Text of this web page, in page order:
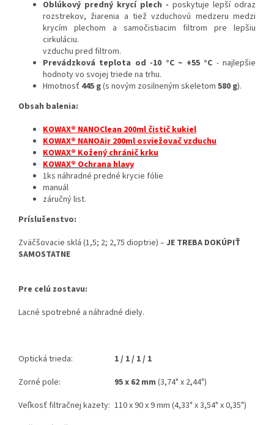
Oblúkový predný krycí plech - poskytuje lepší odraz
rozstrekov, žiarenia a tiež vzduchovú medzeru medzi
krycím plechom a samočistiacim filtrom pre lepšiu
cirkuláciu.
vzduchu pred filtrom.
Prevádzková teplota od -10 °C ~ +55 °C - najlepšie
hodnoty vo svojej triede na trhu.
Hmotnosť 445 g(s novým zosilneným skeletom 580 g).
Obsah balenia:
KOWAX® NANOClean 200ml čistič kukiel
KOWAX® NANOAir 200ml osviežovač vzduchu
KOWAX® Kožený chránič krku
KOWAX® Ochrana hlavy
1ks náhradné predné krycie fólie
manuál
záručný list.
Príslušenstvo:
Zväčšovacie sklá (1,5; 2; 2,75 dioptrie) –JE TREBA DOKÚPIŤ
SAMOSTATNE
Pre celú zostavu:
Lacné spotrebné a náhradné diely.
Optická trieda:
1 / 1 / 1 / 1
Zorné pole:
95 x 62 mm (3,74" x 2,44")
Veľkosť filtračnej kazety: 110 x 90 x 9 mm (4,33" x 3,54" x 0,35")